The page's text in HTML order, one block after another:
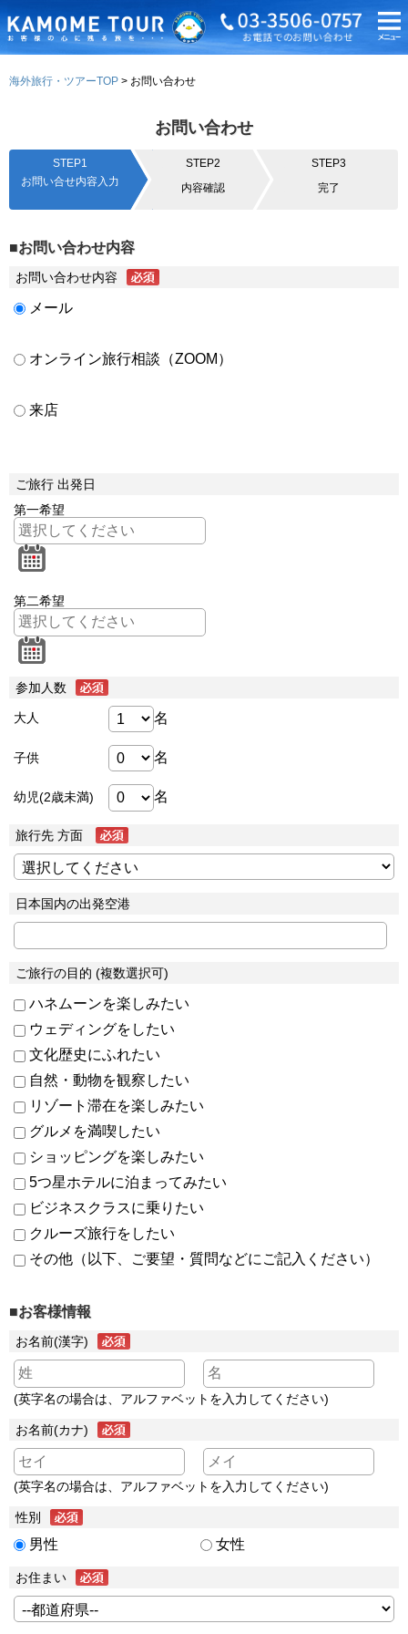
海外旅行・ツアーTOP お問い合わせ
お問い合わせ
STEP1
お問い合せ内容入力
STEP2
内容確認
STEP3
完了
■お問い合わせ内容
お問い合わせ内容
メール
オンライン旅行相談（ZOOM）
来店
ご旅行 出発日
第一希望
第二希望
参加人数
大人 名
子供 名
幼児(2歳未満) 名
旅行先 方面
日本国内の出発空港
ご旅行の目的 (複数選択可)
ハネムーンを楽しみたい
ウェディングをしたい
文化歴史にふれたい
自然・動物を観察したい
リゾート滞在を楽しみたい
グルメを満喫したい
ショッピングを楽しみたい
5つ星ホテルに泊まってみたい
ビジネスクラスに乗りたい
クルーズ旅行をしたい
その他（以下、ご要望・質問などにご記入ください）
■お客様情報
お名前(漢字)
(英字名の場合は、アルファベットを入力してください)
お名前(カナ)
(英字名の場合は、アルファベットを入力してください)
性別
男性 女性
お住まい